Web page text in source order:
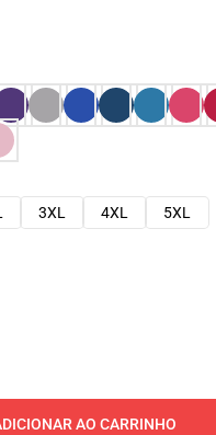
3XL 4XL
5XL
AO CARRINHO